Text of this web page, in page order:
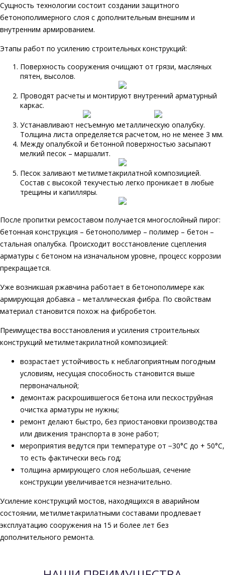
Сущность технологии состоит создании защитного
бетонополимерного слоя с дополнительным внешним и
внутренним армированием.
Этапы работ по усилению строительных конструкций:
Поверхность сооружения очищают от грязи, масляных
пятен, высолов.
Проводят расчеты и монтируют внутренний арматурный
каркас.
Устанавливают несъемную металлическую опалубку.
Толщина листа определяется расчетом, но не менее 3 мм.
Между опалубкой и бетонной поверхностью засыпают
мелкий песок – маршалит.
Песок заливают метилметакрилатной композицией.
Состав с высокой текучестью легко проникает в любые
трещины и капилляры.
После пропитки ремсоставом получается многослойный пирог:
бетонная конструкция – бетонополимер – полимер – бетон –
стальная опалубка. Происходит восстановление сцепления
арматуры с бетоном на изначальном уровне, процесс коррозии
прекращается.
Уже возникшая ржавчина работает в бетонополимере как
армирующая добавка – металлическая фибра. По свойствам
материал становится похож на фибробетон.
Преимущества восстановления и усиления строительных
конструкций метилметакрилатной композицией:
возрастает устойчивость к неблагоприятным погодным
условиям, несущая способность становится выше
первоначальной;
демонтаж раскрошившегося бетона или пескоструйная
очистка арматуры не нужны;
ремонт делают быстро, без приостановки производства
или движения транспорта в зоне работ;
мероприятия ведутся при температуре от −30°C до + 50°C,
то есть фактически весь год;
толщина армирующего слоя небольшая, сечение
конструкции увеличивается незначительно.
Усиление конструкций мостов, находящихся в аварийном
состоянии, метилметакрилатными составами продлевает
эксплуатацию сооружения на 15 и более лет без
дополнительного ремонта.